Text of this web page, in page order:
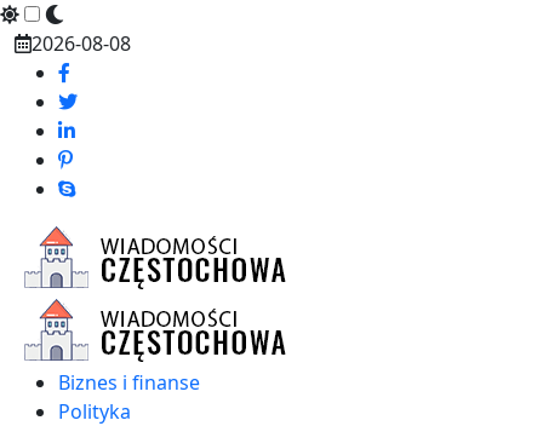
Skip
content
2026-08-08
Biznes i finanse
Polityka